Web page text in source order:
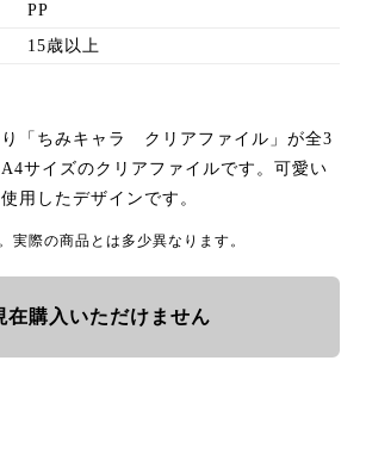
PP
15歳以上
り「ちみキャラ クリアファイル」が全3
サイズのクリアファイルです。可愛い
用したデザインです。
実際の商品とは多少異なります。
在購入いただけません